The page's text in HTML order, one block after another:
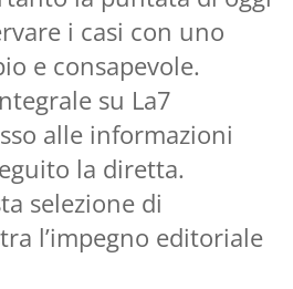
i casi con uno
e consapevole.
su La7
alle informazioni
la diretta.
selezione di
l’impegno editoriale